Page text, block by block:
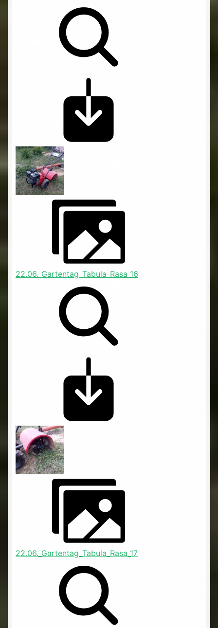
22.06._Gartentag_Tabula_Rasa_16
22.06._Gartentag_Tabula_Rasa_17